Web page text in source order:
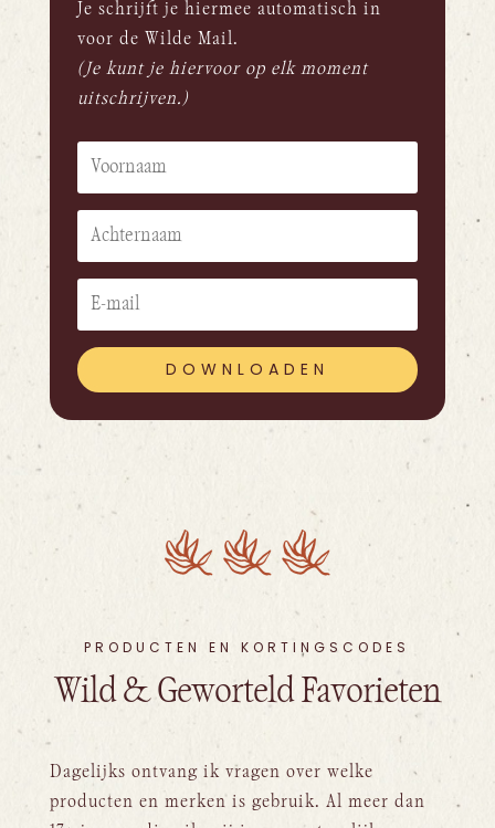
Je schrijft je hiermee automatisch in
voor de Wilde Mail.
(Je kunt je hiervoor op elk moment
uitschrijven.)
DOWNLOADEN
PRODUCTEN EN KORTINGSCODES
Wild & Geworteld Favorieten
Dagelijks ontvang ik vragen over welke
producten en merken is gebruik. Al meer dan